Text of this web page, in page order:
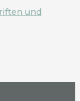
und